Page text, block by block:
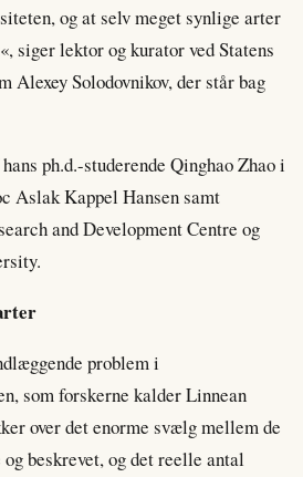
og at selv meget synlige arter
siger lektor og kurator ved Statens
Alexey Solodovnikov, der står bag
ph.d.-studerende Qinghao Zhao i
Aslak Kappel Hansen samt
and Development Centre og
problem i
som forskerne kalder Linnean
over det enorme svælg mellem de
beskrevet, og det reelle antal